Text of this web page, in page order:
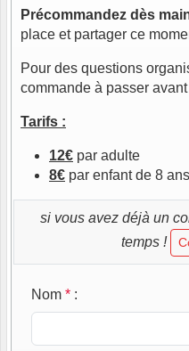
Précommandez dès
place et partager ce
Pour des questions
commande à passer
Tarifs :
12€ par adulte
8€ par enfant de 8
si vous avez déjà un
temps !
Nom * :